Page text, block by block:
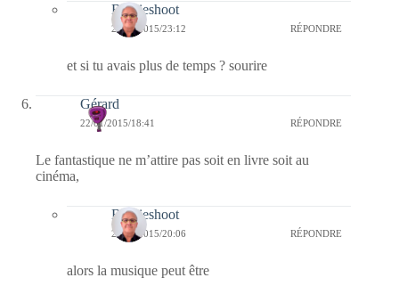
Bernieshoot
22/01/2015/23:12 RÉPONDRE
et si tu avais plus de temps ? sourire
Gérard
22/01/2015/18:41 RÉPONDRE
Le fantastique ne m’attire pas soit en livre soit au
cinéma,
Bernieshoot
22/01/2015/20:06 RÉPONDRE
alors la musique peut être